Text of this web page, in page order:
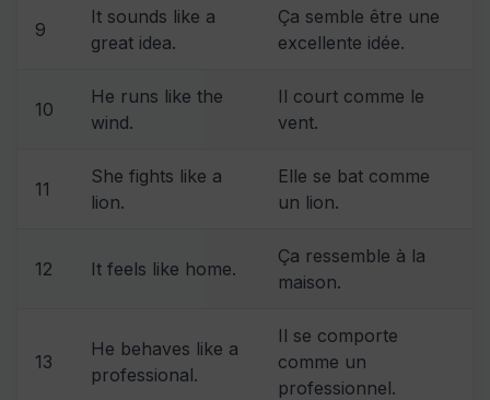
9
It sounds like a
great idea.
Ça semble être une
excellente idée.
10
He runs like the
wind.
Il court comme le
vent.
11
She fights like a
lion.
Elle se bat comme
un lion.
12 It feels like home.
Ça ressemble à la
maison.
13
He behaves like a
professional.
Il se comporte
comme un
professionnel.